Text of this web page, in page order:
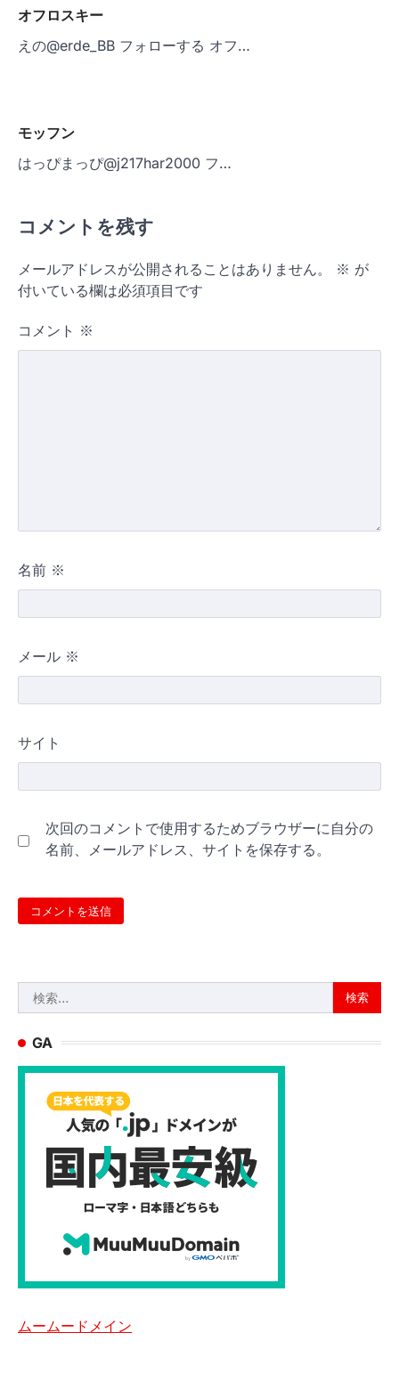
オフロスキー
えの@erde_BB フォローする オフ…
モッフン
はっぴまっぴ@j217har2000 フ…
コメントを残す
メールアドレスが公開されることはありません。 ※ が
付いている欄は必須項目です
コメント ※
名前 ※
メール ※
サイト
次回のコメントで使用するためブラウザーに自分の
名前、メールアドレス、サイトを保存する。
索:
GA
ムームードメイン